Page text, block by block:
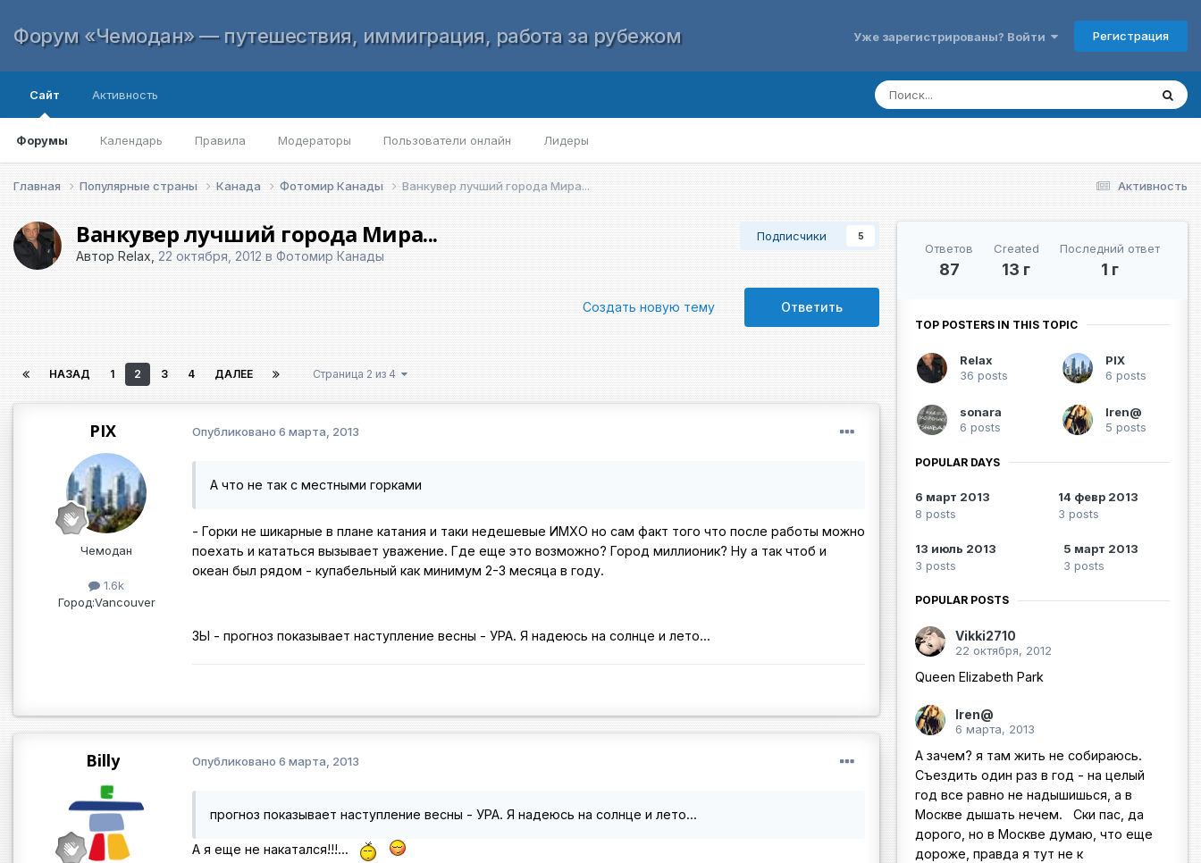
Форум «Чемодан» — путешествия, иммиграция, работа за рубежом Уже зарегистрированы? Войти Регистрация
Сайт
Форумы Календарь Правила Модераторы Пользователи онлайн Лидеры
Активность
Активность
Главная Популярные страны Канада Фотомир Канады Ванкувер лучший города Мира...
Подписчики 5
Ванкувер лучший города Мира...
Автор Relax 22 октября, 2012 в Фотомир Канады
Ответить
Создать новую тему
НАЗАД 1 2 3 4 ДАЛЕЕ Страница 2 из 4
PIX
Чемодан
1.6k
Город:Vancouver
Опубликовано 6 марта, 2013
А что не так с местными горками
- Горки не шикарные в плане катания и таки недешевые ИМХО но сам факт того что после работы можно
поехать и кататься вызывает уважение. Где еще это возможно? Город миллионик? Ну а так чтоб и
океан был рядом - купабельный как минимум 2-3 месяца в году.
ЗЫ - прогноз показывает наступление весны - УРА. Я надеюсь на солнце и лето...
Billy Опубликовано 6 марта, 2013
прогноз показывает наступление весны - УРА. Я надеюсь на солнце и лето...
А я еще не накатался!!!...
Ответов
87
Created
13 г
Последний ответ
1 г
TOP POSTERS IN THIS TOPIC
Relax
36 posts
PIX
6 posts
sonara
6 posts
Iren@
5 posts
POPULAR DAYS
6 март 2013
8 posts
14 февр 2013
3 posts
13 июль 2013
3 posts
5 март 2013
3 posts
POPULAR POSTS
Vikki2710
22 октября, 2012
Queen Elizabeth Park
Iren@
6 марта, 2013
А зачем? я там жить не собираюсь.
Съездить один раз в год - на целый
год все равно не надышишься, а в
Москве дышать нечем. Ски пас, да
дорого, но в Москве думаю, что еще
дороже, правда я тут не к